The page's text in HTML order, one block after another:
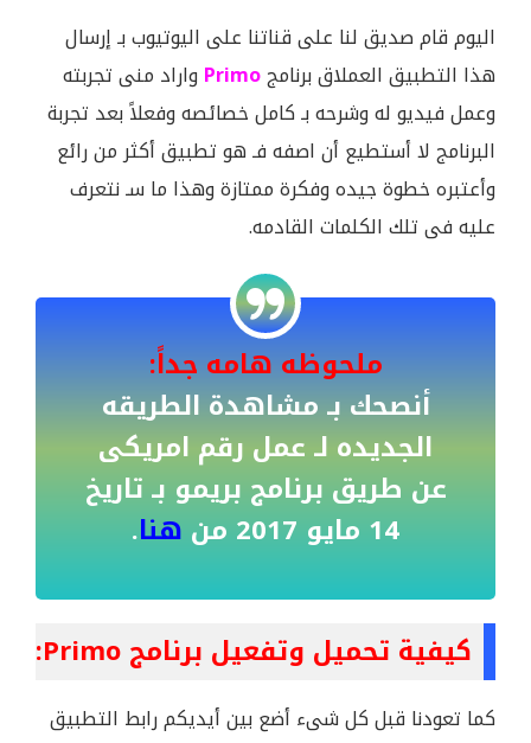
اليوم قام صديق لنا على قناتنا على اليوتيوب بـ إرسال
هذا التطبيق العملاق برنامجPrimo واراد منى تجربته
وعمل فيديو له وشرحه بـ كامل خصائصه وفعلاً بعد تجربة
البرنامج لا أستطيع أن اصفه فـ هو تطبيق أكثر من رائع
وأعتبره خطوة جيده وفكرة ممتازة وهذا ما سـ نتعرف
عليه فى تلك الكلمات القادمه.
ملحوظه هامه جداً:
أنصحك بـ مشاهدة الطريقه
الجديده لـ عمل رقم امريكى
عن طريق برنامج بريمو بـ تاريخ
14 مايو 2017 من
هنا.
كيفية تحميل وتفعيل برنامج Primo:
كما تعودنا قبل كل شىء أضع بين أيديكم رابط التطبيق